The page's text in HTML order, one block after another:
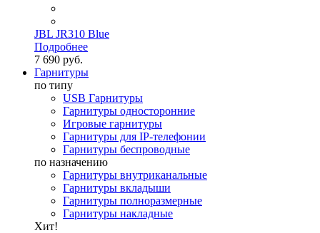
JBL JR310 Blue
Подробнее
7 690 руб.
Гарнитуры
по типу
USB Гарнитуры
Гарнитуры односторонние
Игровые гарнитуры
Гарнитуры для IP-телефонии
Гарнитуры беспроводные
по назначению
Гарнитуры внутриканальные
Гарнитуры вкладыши
Гарнитуры полноразмерные
Гарнитуры накладные
Хит!